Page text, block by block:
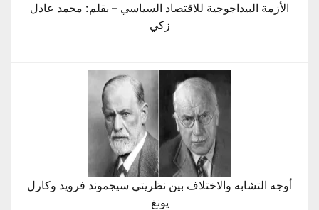
الأزمة البيداجوجية للاقتصاد السياسي – بقلم: محمد عادل
زكي
أوجه التشابه والاختلاف بين نظريتي سيجموند فرويد وكارل
يونغ